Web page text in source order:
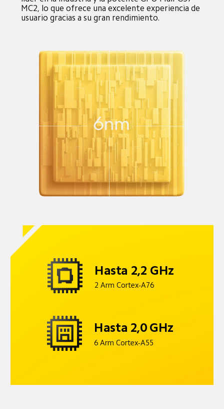
MC2, lo que ofrece una excelente experiencia de
usuario gracias a su gran rendimiento.
Hasta 2,2 GHz
2 Arm Cortex-A76
Hasta 2,0 GHz
6 Arm Cortex-A55